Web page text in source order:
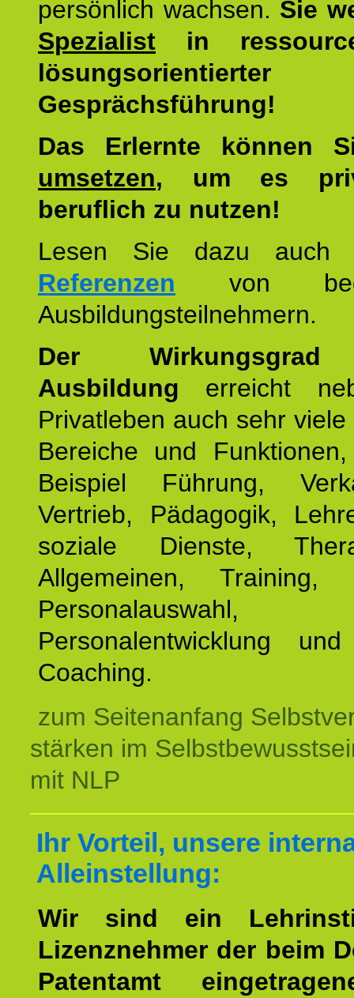
persönlich wachsen. Sie
Spezialist in
lösungsorientierter
Gesprächsführung!
Das Erlernte können
umsetzen, um es
beruflich zu nutzen!
Lesen Sie dazu
Referenzen von
Ausbildungsteilnehmern.
Der
Ausbildung erreicht
Privatleben auch sehr
Bereiche und
Beispiel Führung,
Vertrieb, Pädagogik,
soziale Dienste,
Allgemeinen, Training,
Personalauswahl,
Personalentwicklung
Coaching.
zum Seitenanfang
stärken im
mit NLP
Ihr Vorteil, unsere
Alleinstellung:
Wir sind ein
Lizenznehmer der beim
Patentamt